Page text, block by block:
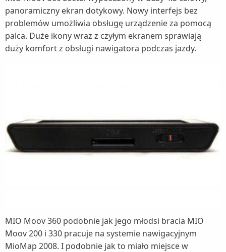
panoramiczny ekran dotykowy. Nowy interfejs bez
problemów umożliwia obsługę urządzenie za pomocą
palca. Duże ikony wraz z czyłym ekranem sprawiają
duży komfort z obsługi nawigatora podczas jazdy.
MIO Moov 360 podobnie jak jego młodsi bracia MIO
Moov 200 i 330 pracuje na systemie nawigacyjnym
MioMap 2008. I podobnie jak to miało miejsce w